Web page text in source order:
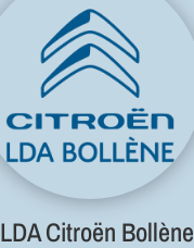
LDA Citroën Bollène